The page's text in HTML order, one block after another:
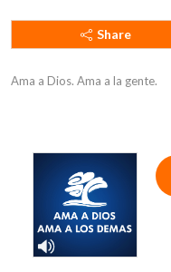
Share
Ama a Dios. Ama a la gente.